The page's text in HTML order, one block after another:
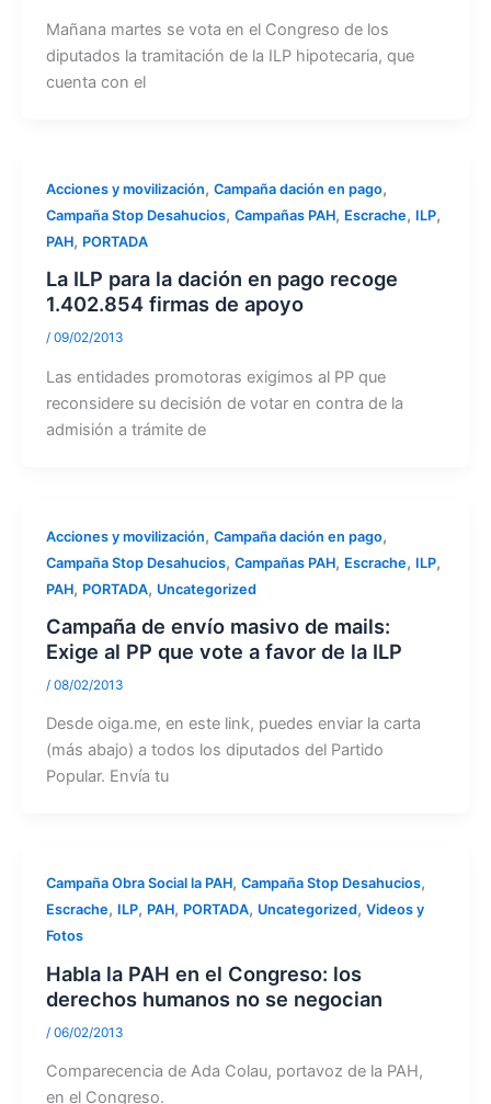
Mañana martes se vota en el Congreso de los
diputados la tramitación de la ILP hipotecaria, que
cuenta con el
Acciones y movilización, Campaña dación en pago,
Campaña Stop Desahucios, Campañas PAH, Escrache, ILP,
PAH, PORTADA
La ILP para la dación en pago recoge
1.402.854 firmas de apoyo
/ 09/02/2013
Las entidades promotoras exigimos al PP que
reconsidere su decisión de votar en contra de la
admisión a trámite de
Acciones y movilización, Campaña dación en pago,
Campaña Stop Desahucios, Campañas PAH, Escrache, ILP,
PAH, PORTADA, Uncategorized
Campaña de envío masivo de mails:
Exige al PP que vote a favor de la ILP
/ 08/02/2013
Desde oiga.me, en este link, puedes enviar la carta
(más abajo) a todos los diputados del Partido
Popular. Envía tu
Campaña Obra Social la PAH, Campaña Stop Desahucios,
Escrache, ILP, PAH, PORTADA, Uncategorized, Videos y
Fotos
Habla la PAH en el Congreso: los
derechos humanos no se negocian
/ 06/02/2013
Comparecencia de Ada Colau, portavoz de la PAH,
en el Congreso.